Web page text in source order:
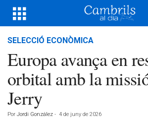
SELECCIÓ ECONÒMICA
Europa avança en
orbital amb la
Jerry
Por Jordi González - 4 de juny de 2026